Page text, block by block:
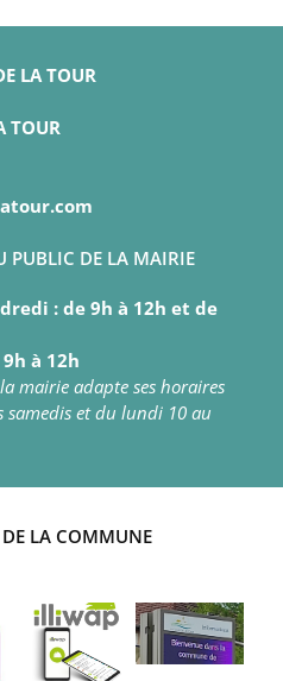
LA TOUR
TOUR
PUBLIC DE LA MAIRIE
: de 9h à 12h et de
à 12h
mairie adapte ses horaires
samedis et du lundi 10 au
DE LA COMMUNE